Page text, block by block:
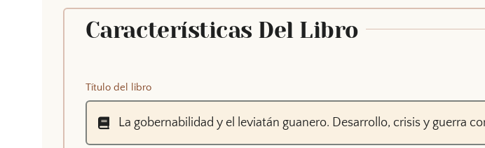
Características Del Libro
Título del libro